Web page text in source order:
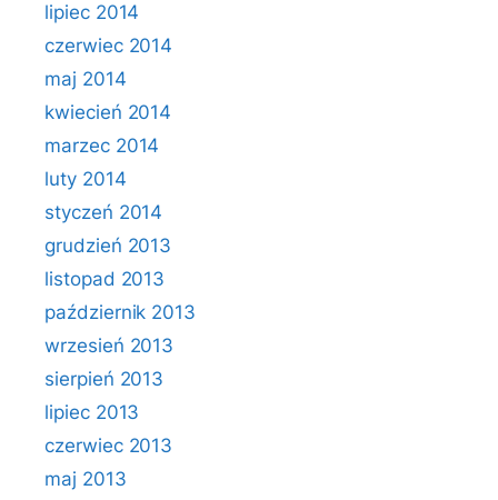
lipiec 2014
czerwiec 2014
maj 2014
kwiecień 2014
marzec 2014
luty 2014
styczeń 2014
grudzień 2013
listopad 2013
październik 2013
wrzesień 2013
sierpień 2013
lipiec 2013
czerwiec 2013
maj 2013